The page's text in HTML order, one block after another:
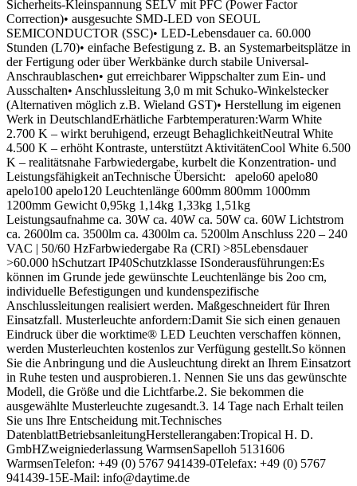
Sicherheits-Kleinspannung SELV mit PFC (Power Factor
Correction)• ausgesuchte SMD-LED von SEOUL
SEMICONDUCTOR (SSC)• LED-Lebensdauer ca. 60.000
Stunden (L70)• einfache Befestigung z. B. an Systemarbeitsplätze in
der Fertigung oder über Werkbänke durch stabile Universal-
Anschraublaschen• gut erreichbarer Wippschalter zum Ein- und
Ausschalten• Anschlussleitung 3,0 m mit Schuko-Winkelstecker
(Alternativen möglich z.B. Wieland GST)• Herstellung im eigenen
Werk in DeutschlandErhätliche Farbtemperaturen:Warm White
2.700 K – wirkt beruhigend, erzeugt BehaglichkeitNeutral White
4.500 K – erhöht Kontraste, unterstützt AktivitätenCool White 6.500
K – realitätsnahe Farbwiedergabe, kurbelt die Konzentration- und
Leistungsfähigkeit anTechnische Übersicht: apelo60 apelo80
apelo100 apelo120 Leuchtenlänge 600mm 800mm 1000mm
1200mm Gewicht 0,95kg 1,14kg 1,33kg 1,51kg
Leistungsaufnahme ca. 30W ca. 40W ca. 50W ca. 60W Lichtstrom
ca. 2600lm ca. 3500lm ca. 4300lm ca. 5200lm Anschluss 220 – 240
VAC | 50/60 HzFarbwiedergabe Ra (CRI) >85Lebensdauer
>60.000 hSchutzart IP40Schutzklasse ISonderausführungen:Es
können im Grunde jede gewünschte Leuchtenlänge bis 2oo cm,
individuelle Befestigungen und kundenspezifische
Anschlussleitungen realisiert werden. Maßgeschneidert für Ihren
Einsatzfall. Musterleuchte anfordern:Damit Sie sich einen genauen
Eindruck über die worktime® LED Leuchten verschaffen können,
werden Musterleuchten kostenlos zur Verfügung gestellt.So können
Sie die Anbringung und die Ausleuchtung direkt an Ihrem Einsatzort
in Ruhe testen und ausprobieren.1. Nennen Sie uns das gewünschte
Modell, die Größe und die Lichtfarbe.2. Sie bekommen die
ausgewählte Musterleuchte zugesandt.3. 14 Tage nach Erhalt teilen
Sie uns Ihre Entscheidung mit.Technisches
DatenblattBetriebsanleitungHerstellerangaben:Tropical H. D.
GmbHZweigniederlassung WarmsenSapelloh 5131606
WarmsenTelefon: +49 (0) 5767 941439-0Telefax: +49 (0) 5767
941439-15E-Mail: info@daytime.de